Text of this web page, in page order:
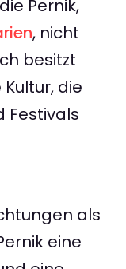
Pernik,
, nicht
besitzt
die
Festivals
als
eine